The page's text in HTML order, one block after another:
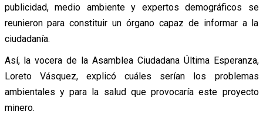
publicidad, medio ambiente y expertos demográficos se
reunieron para constituir un órgano capaz de informar a la
ciudadanía.
Así, la vocera de la Asamblea Ciudadana Última Esperanza,
Loreto Vásquez, explicó cuáles serían los problemas
ambientales y para la salud que provocaría este proyecto
minero.